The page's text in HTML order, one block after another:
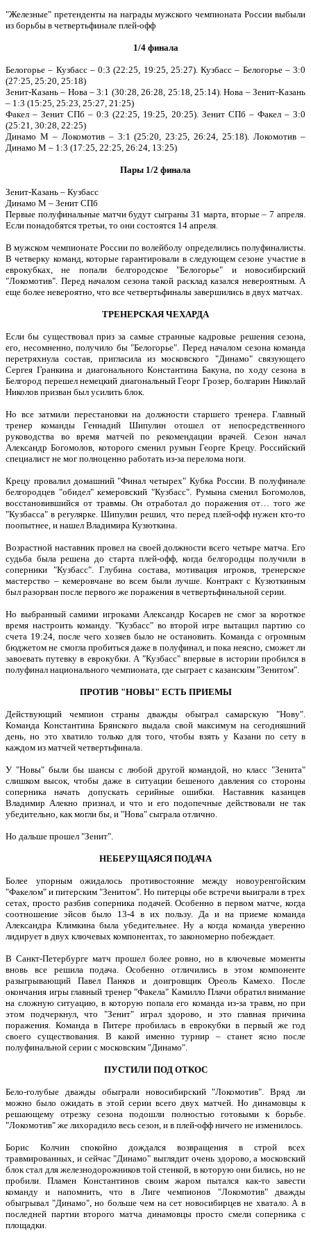
"Железные" претенденты на награды мужского чемпионата России выбыли
из борьбы в четвертьфинале плей-офф
1/4 финала
Белогорье – Кузбасс – 0:3 (22:25, 19:25, 25:27). Кузбасс – Белогорье – 3:0
(27:25, 25:20, 25:18)
Зенит-Казань – Нова – 3:1 (30:28, 26:28, 25:18, 25:14). Нова – Зенит-Казань
– 1:3 (15:25, 25:23, 25:27, 21:25)
Факел – Зенит СПб – 0:3 (22:25, 19:25, 20:25). Зенит СПб – Факел – 3:0
(25:21, 30:28, 22:25)
Динамо М – Локомотив – 3:1 (25:20, 23:25, 26:24, 25:18). Локомотив –
Динамо М – 1:3 (17:25, 22:25, 26:24, 13:25)
Пары 1/2 финала
Зенит-Казань – Кузбасс
Динамо М – Зенит СПб
Первые полуфинальные матчи будут сыграны 31 марта, вторые – 7 апреля.
Если понадобятся третьи, то они состоятся 14 апреля.
В мужском чемпионате России по волейболу определились полуфиналисты.
В четверку команд, которые гарантировали в следующем сезоне участие в
еврокубках, не попали белгородское "Белогорье" и новосибирский
"Локомотив". Перед началом сезона такой расклад казался невероятным. А
еще более невероятно, что все четвертьфиналы завершились в двух матчах.
ТРЕНЕРСКАЯ ЧЕХАРДА
Если бы существовал приз за самые странные кадровые решения сезона,
его, несомненно, получило бы "Белогорье". Перед началом сезона команда
перетряхнула состав, пригласила из московского "Динамо" связующего
Сергея Гранкина и диагонального Константина Бакуна, по ходу сезона в
Белгород перешел немецкий диагональный Георг Грозер, болгарин Николай
Николов призван был усилить блок.
Но все затмили перестановки на должности старшего тренера. Главный
тренер команды Геннадий Шипулин отошел от непосредственного
руководства во время матчей по рекомендации врачей. Сезон начал
Александр Богомолов, которого сменил румын Георге Крецу. Российский
специалист не мог полноценно работать из-за перелома ноги.
Крецу провалил домашний "Финал четырех" Кубка России. В полуфинале
белгородцев "обидел" кемеровский "Кузбасс". Румына сменил Богомолов,
восстановившийся от травмы. Он отработал до поражения от… того же
"Кузбасса" в регулярке. Шипулин решил, что перед плей-офф нужен кто-то
поопытнее, и нашел Владимира Кузюткина.
Возрастной наставник провел на своей должности всего четыре матча. Его
судьба была решена до старта плей-офф, когда белгородцы получили в
соперники "Кузбасс". Глубина состава, мотивация игроков, тренерское
мастерство – кемеровчане во всем были лучше. Контракт с Кузюткиным
был разорван после первого же поражения в четвертьфинальной серии.
Но выбранный самими игроками Александр Косарев не смог за короткое
время настроить команду. "Кузбасс" во второй игре вытащил партию со
счета 19:24, после чего хозяев было не остановить. Команда с огромным
бюджетом не смогла пробиться даже в полуфинал, и пока неясно, сможет ли
завоевать путевку в еврокубки. А "Кузбасс" впервые в истории пробился в
полуфинал национального чемпионата, где сыграет с казанским "Зенитом".
ПРОТИВ "НОВЫ" ЕСТЬ ПРИЕМЫ
Действующий чемпион страны дважды обыграл самарскую "Нову".
Команда Константина Брянского выдала свой максимум на сегодняшний
день, но это хватило только для того, чтобы взять у Казани по сету в
каждом из матчей четвертьфинала.
У "Новы" были бы шансы с любой другой командой, но класс "Зенита"
слишком высок, чтобы даже в ситуации бешеного давления со стороны
соперника начать допускать серийные ошибки. Наставник казанцев
Владимир Алекно признал, и что и его подопечные действовали не так
убедительно, как могли бы, и "Нова" сыграла отлично.
Но дальше прошел "Зенит".
НЕБЕРУЩАЯСЯ ПОДАЧА
Более упорным ожидалось противостояние между новоуренгойским
"Факелом" и питерским "Зенитом". Но питерцы обе встречи выиграли в трех
сетах, просто разбив соперника подачей. Особенно в первом матче, когда
соотношение эйсов было 13-4 в их пользу. Да и на приеме команда
Александра Климкина была убедительнее. Ну а когда команда уверенно
лидирует в двух ключевых компонентах, то закономерно побеждает.
В Санкт-Петербурге матч прошел более ровно, но в ключевые моменты
вновь все решила подача. Особенно отличились в этом компоненте
разыгрывающий Павел Панков и доигровщик Ореоль Камехо. После
окончания игры главный тренер "Факела" Камилло Плачи обратил внимание
на сложную ситуацию, в которую попала его команда из-за травм, но при
этом подчеркнул, что "Зенит" играл здорово, и это главная причина
поражения. Команда в Питере пробилась в еврокубки в первый же год
своего существования. В какой именно турнир – станет ясно после
полуфинальной серии с московским "Динамо".
ПУСТИЛИ ПОД ОТКОС
Бело-голубые дважды обыграли новосибирский "Локомотив". Вряд ли
можно было ожидать в этой серии всего двух матчей. Но динамовцы к
решающему отрезку сезона подошли полностью готовыми к борьбе.
"Локомотив" же лихорадило весь сезон, и в плей-офф ничего не изменилось.
Борис Колчин спокойно дождался возвращения в строй всех
травмированных, и сейчас "Динамо" выглядит очень здорово, а московский
блок стал для железнодорожников той стенкой, в которую они бились, но не
пробили. Пламен Константинов своим жаром пытался как-то завести
команду и напомнить, что в Лиге чемпионов "Локомотив" дважды
обыгрывал "Динамо", но больше чем на сет новосибирцев не хватало. А в
последней партии второго матча динамовцы просто смели соперника с
площадки.